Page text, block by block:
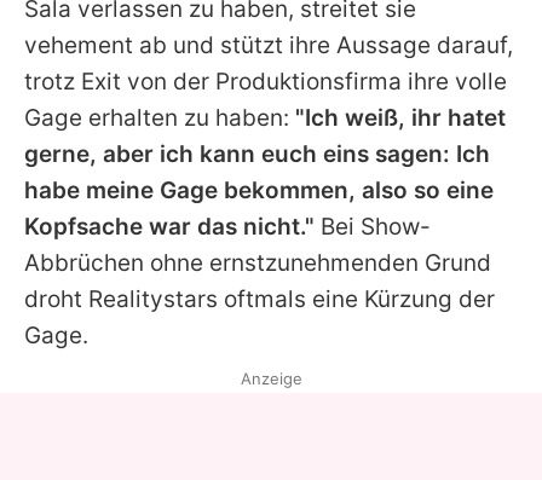
Sala verlassen zu haben, streitet sie
vehement ab und stützt ihre Aussage darauf,
trotz Exit von der Produktionsfirma ihre volle
Gage erhalten zu haben: "Ich weiß, ihr hatet
gerne, aber ich kann euch eins sagen: Ich
habe meine Gage bekommen, also so eine
Kopfsache war das nicht." Bei Show-
Abbrüchen ohne ernstzunehmenden Grund
droht Realitystars oftmals eine Kürzung der
Gage.
Anzeige